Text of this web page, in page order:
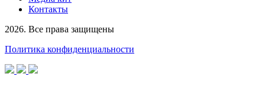
Контакты
2026. Все права защищены
Политика конфиденциальности